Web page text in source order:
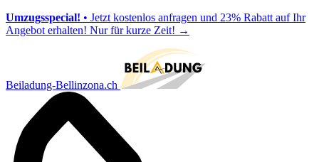
Umzugsspecial! • Jetzt kostenlos anfragen und 23% Rabatt auf Ihr
Angebot erhalten! Nur für kurze Zeit! →
Beiladung-Bellinzona.ch